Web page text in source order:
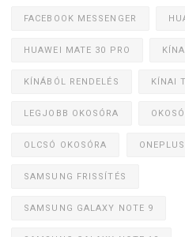
FACEBOOK MESSENGER
HUAWEI MATE 30 PRO
KÍNÁBÓL RENDELÉS KÍNAI
LEGJOBB OKOSÓRA
OLCSÓ OKOSÓRA
SAMSUNG FRISSÍTÉS
SAMSUNG GALAXY NOTE 9